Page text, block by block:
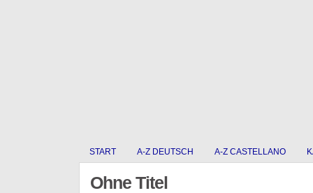
START A-Z DEUTSCH A-Z CASTELLANO
Ohne Titel